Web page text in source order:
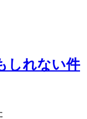
しれない件